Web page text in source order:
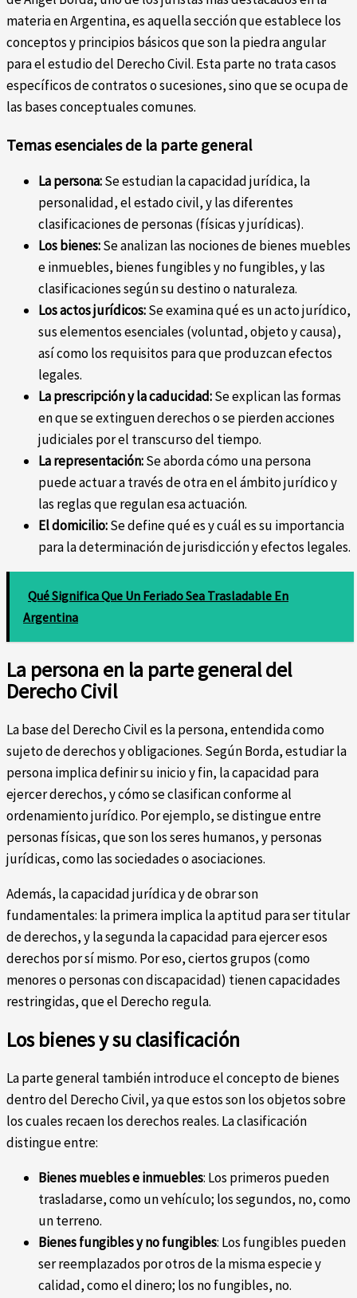
materia en Argentina, es aquella sección que establece los
conceptos y principios básicos que son la piedra angular
para el estudio del Derecho Civil. Esta parte no trata casos
específicos de contratos o sucesiones, sino que se ocupa de
las bases conceptuales comunes.
Temas esenciales de la parte general
La persona:Se estudian la capacidad jurídica, la
personalidad, el estado civil, y las diferentes
clasificaciones de personas (físicas y jurídicas).
Los bienes:Se analizan las nociones de bienes muebles
e inmuebles, bienes fungibles y no fungibles, y las
clasificaciones según su destino o naturaleza.
Los actos jurídicos:Se examina qué es un acto jurídico,
sus elementos esenciales (voluntad, objeto y causa),
así como los requisitos para que produzcan efectos
legales.
La prescripción y la caducidad:Se explican las formas
en que se extinguen derechos o se pierden acciones
judiciales por el transcurso del tiempo.
La representación:Se aborda cómo una persona
puede actuar a través de otra en el ámbito jurídico y
las reglas que regulan esa actuación.
El domicilio:Se define qué es y cuál es su importancia
para la determinación de jurisdicción y efectos legales.
Qué Significa Que Un Feriado Sea Trasladable En
Argentina
La persona en la parte general del
Derecho Civil
La base del Derecho Civil es la persona, entendida como
sujeto de derechos y obligaciones. Según Borda, estudiar la
persona implica definir su inicio y fin, la capacidad para
ejercer derechos, y cómo se clasifican conforme al
ordenamiento jurídico. Por ejemplo, se distingue entre
personas físicas, que son los seres humanos, y personas
jurídicas, como las sociedades o asociaciones.
Además, la capacidad jurídica y de obrar son
fundamentales: la primera implica la aptitud para ser titular
de derechos, y la segunda la capacidad para ejercer esos
derechos por sí mismo. Por eso, ciertos grupos (como
menores o personas con discapacidad) tienen capacidades
restringidas, que el Derecho regula.
Los bienes y su clasificación
La parte general también introduce el concepto de bienes
dentro del Derecho Civil, ya que estos son los objetos sobre
los cuales recaen los derechos reales. La clasificación
distingue entre:
Bienes muebles e inmuebles: Los primeros pueden
trasladarse, como un vehículo; los segundos, no, como
un terreno.
Bienes fungibles y no fungibles: Los fungibles pueden
ser reemplazados por otros de la misma especie y
calidad, como el dinero; los no fungibles, no.